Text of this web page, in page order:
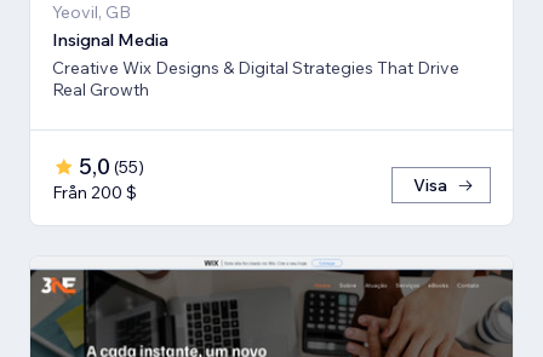
Yeovil, GB
Insignal Media
Creative Wix Designs & Digital Strategies That Drive
Real Growth
5,0 (55)
Från 200 $
Visa